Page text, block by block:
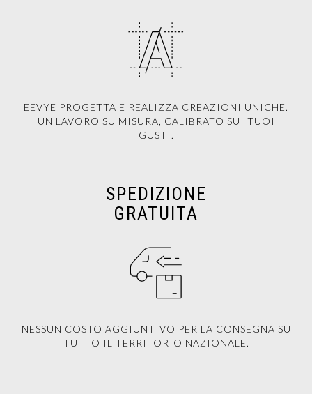
EEVYE PROGETTA E REALIZZA CREAZIONI UNICHE.
UN LAVORO SU MISURA, CALIBRATO SUI TUOI
GUSTI.
SPEDIZIONE
GRATUITA
NESSUN COSTO AGGIUNTIVO PER LA CONSEGNA SU
TUTTO IL TERRITORIO NAZIONALE.